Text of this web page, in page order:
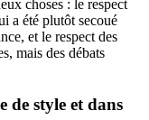
choses : le respect
a été plutôt secoué
et le respect des
mais des débats
de style et dans